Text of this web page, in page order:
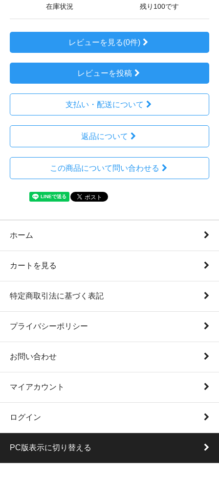
在庫状況 残り100です
レビューを見る(0件)
レビューを投稿
支払い・配送について
返品について
この商品について問い合わせる
ホーム
カートを見る
特定商取引法に基づく表記
プライバシーポリシー
お問い合わせ
マイアカウント
ログイン
PC版表示に切り替える